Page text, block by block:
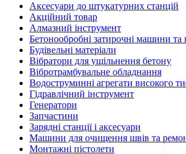
Аксесуари до штукатурних станцій
Акційний товар
Алмазний інструмент
Бетонообробні затирочні машини та
Будівельні матеріали
Вібратори для ущільнення бетону
Вібротрамбувальне обладнання
Водоструминні агрегати високого
Гідравлічний інструмент
Генератори
Запчастини
Зарядні станції і аксесуари
Машини для очищення швів та
Монтажні пістолети